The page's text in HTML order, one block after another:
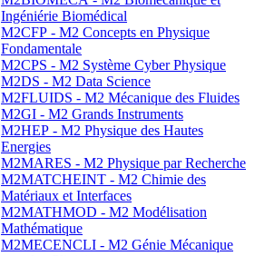
Ingéniérie Biomédical
M2CFP - M2 Concepts en Physique
Fondamentale
M2CPS - M2 Système Cyber Physique
M2DS - M2 Data Science
M2FLUIDS - M2 Mécanique des Fluides
M2GI - M2 Grands Instruments
M2HEP - M2 Physique des Hautes
Energies
M2MARES - M2 Physique par Recherche
M2MATCHEINT - M2 Chimie des
Matériaux et Interfaces
M2MATHMOD - M2 Modélisation
Mathématique
M2MECENCLI - M2 Génie Mécanique